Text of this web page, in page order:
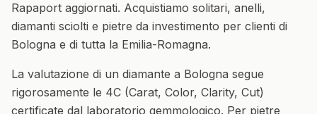
Rapaport aggiornati. Acquistiamo solitari, anelli,
diamanti sciolti e pietre da investimento per clienti di
Bologna e di tutta la Emilia-Romagna.
La valutazione di un diamante a Bologna segue
rigorosamente le 4C (Carat, Color, Clarity, Cut)
certificate dal laboratorio gemmologico. Per pietre